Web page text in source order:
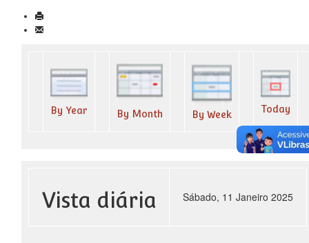
By Year By Month By Week
Today
Vista diária Sábado, 11 Janeiro 2025